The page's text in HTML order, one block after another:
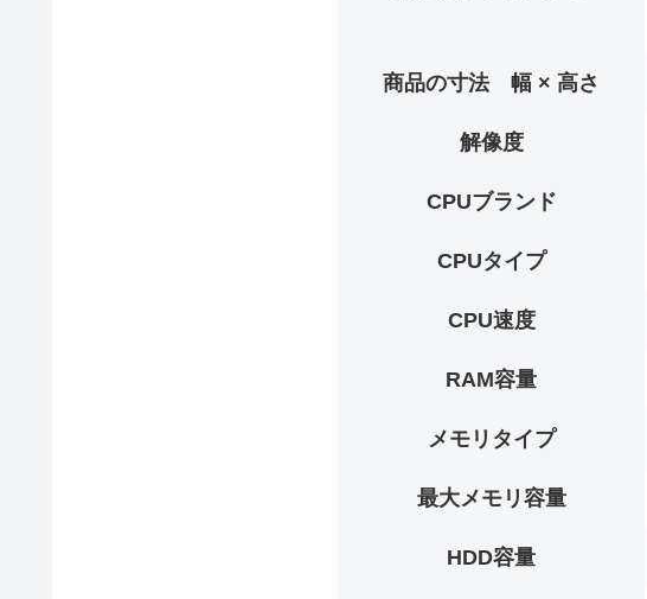
商品の寸法 幅 × 高さ
解像度
CPUブランド
CPUタイプ
CPU速度
RAM容量
メモリタイプ
最大メモリ容量
HDD容量